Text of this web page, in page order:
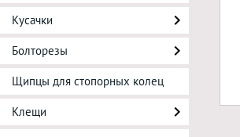
Кусачки
Болторезы
Щипцы для стопорных колец
Клещи